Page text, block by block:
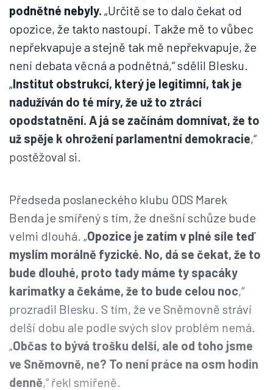
podnětné nebyly. „Určitě se to dalo čekat od
opozice, že takto nastoupí. Takže mě to vůbec
nepřekvapuje a stejně tak mě nepřekvapuje, že
není debata věcná a podnětná,“ sdělil Blesku.
„Institut obstrukcí, který je legitimní, tak je
nadužíván do té míry, že už to ztrácí
opodstatnění. A já se začínám domnívat, že to
už spěje k ohrožení parlamentní demokracie,“
postěžoval si.
Předseda poslaneckého klubu ODS Marek
Benda je smířený s tím, že dnešní schůze bude
velmi dlouhá. „Opozice je zatím v plné síle teď
myslím morálně fyzické. No, dá se čekat, že to
bude dlouhé, proto tady máme ty spacáky
karimatky a čekáme, že to bude celou noc,“
prozradil Blesku. S tím, že ve Sněmovně stráví
delší dobu ale podle svých slov problém nemá.
„Občas to bývá trošku delší, ale od toho jsme
ve Sněmovně, ne? To není práce na osm hodin
denně,“ řekl smířeně.